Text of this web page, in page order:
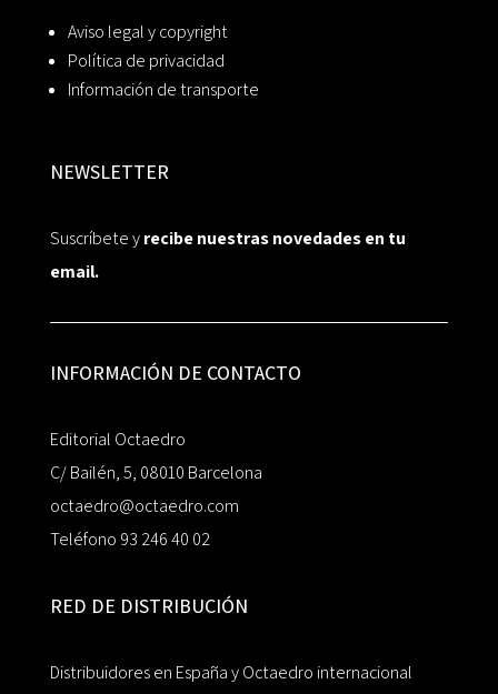
Aviso legal y copyright
Política de privacidad
Información de transporte
NEWSLETTER
Suscríbete yrecibe nuestras novedades en tu
email.
INFORMACIÓN DE CONTACTO
Editorial Octaedro
C/ Bailén, 5, 08010 Barcelona
octaedro@octaedro.com
Teléfono 93 246 40 02
RED DE DISTRIBUCIÓN
Distribuidores en España y Octaedro internacional